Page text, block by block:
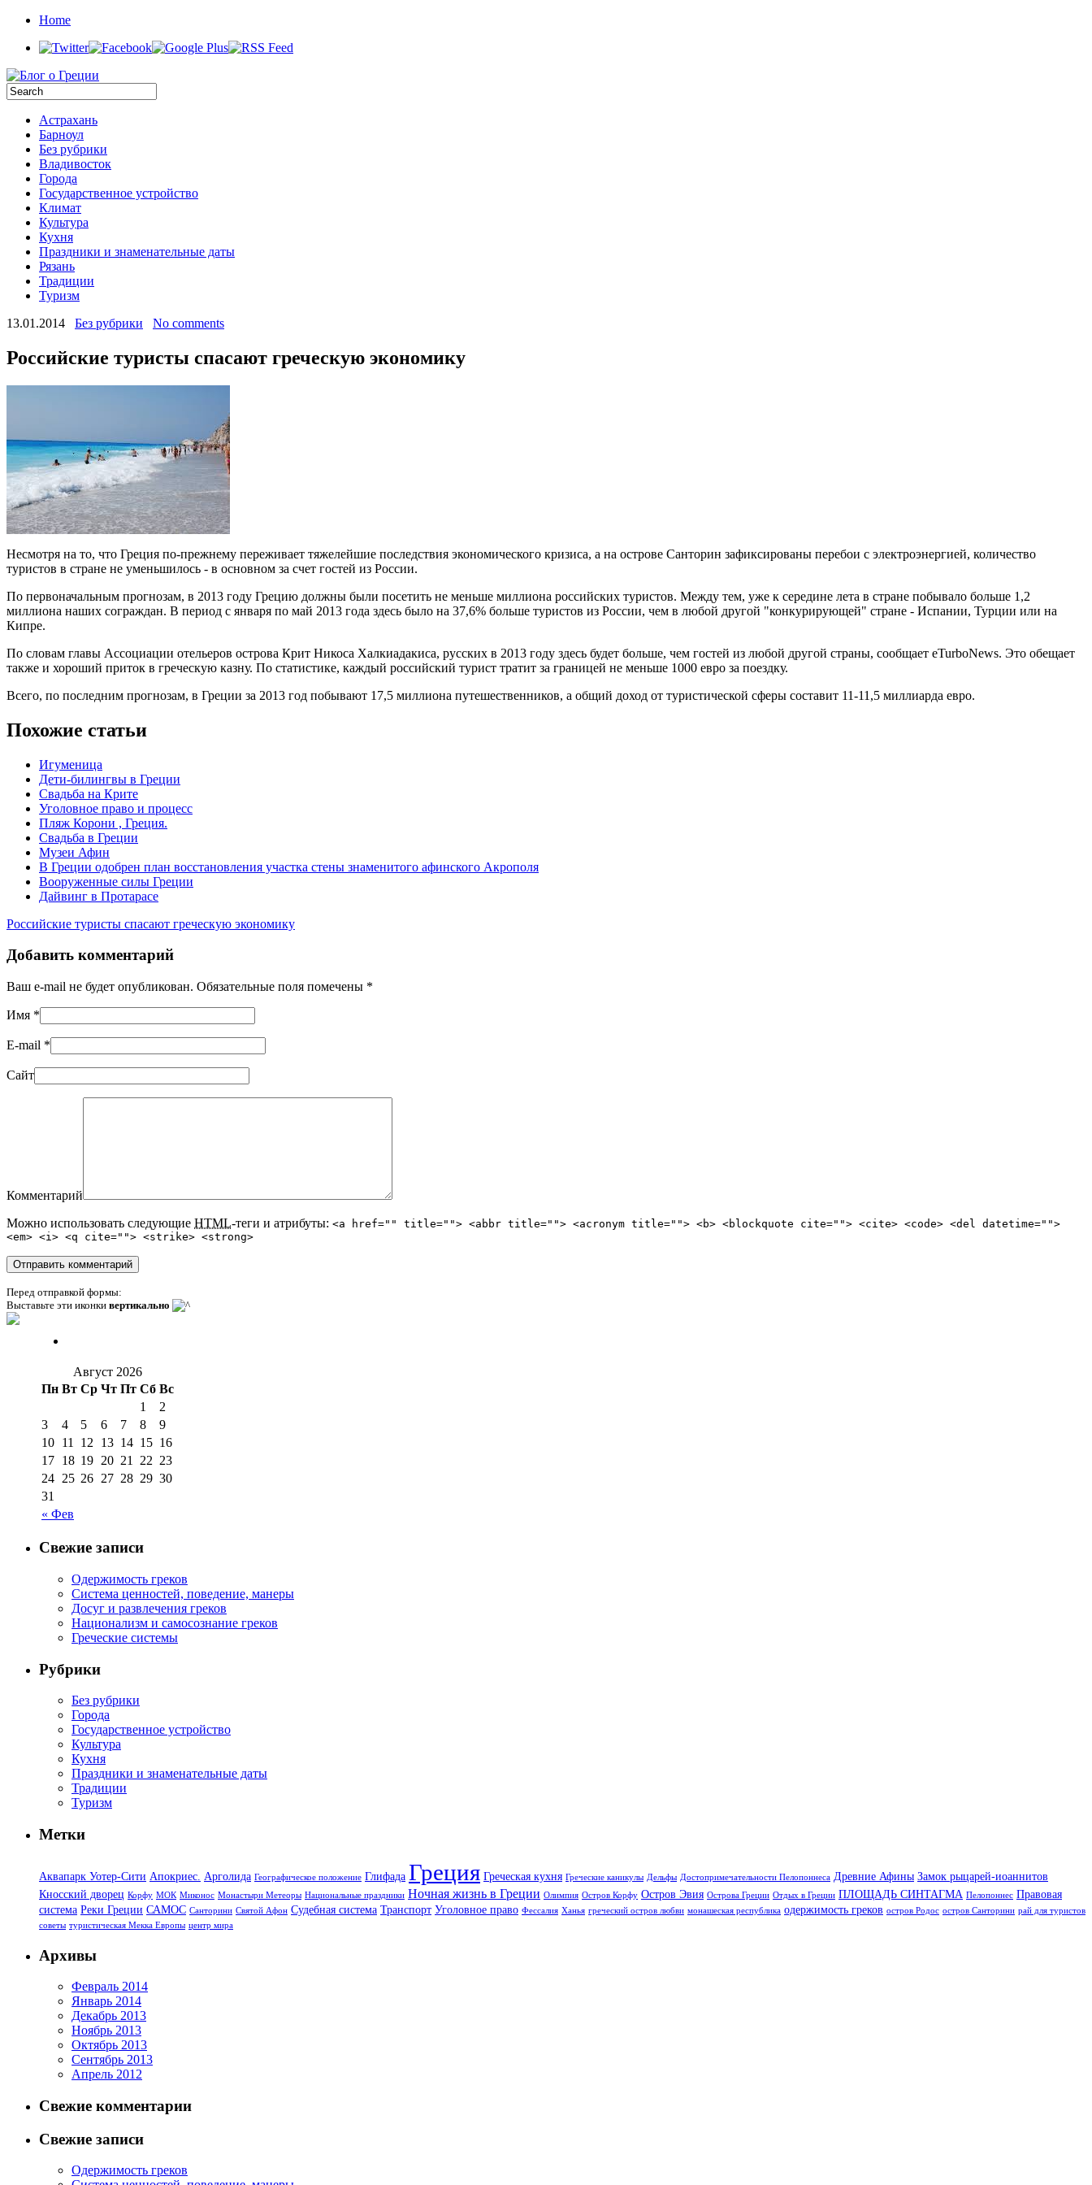
Home
Астрахань
Барноул
Без рубрики
Владивосток
Города
Государственное устройство
Климат
Культура
Кухня
Праздники и знаменательные даты
Рязань
Традиции
Туризм
13.01.2014
Без рубрики No comments
Российские туристы спасают греческую экономику
Несмотря на то, что Греция по-прежнему переживает тяжелейшие последствия экономического кризиса, а на острове Санторин зафиксированы перебои с электроэнергией, количество
туристов в стране не уменьшилось - в основном за счет гостей из России.
По первоначальным прогнозам, в 2013 году Грецию должны были посетить не меньше миллиона российских туристов. Между тем, уже к середине лета в стране побывало больше 1,2
миллиона наших сограждан. В период с января по май 2013 года здесь было на 37,6% больше туристов из России, чем в любой другой "конкурирующей" стране - Испании, Турции или на
Кипре.
По словам главы Ассоциации отельеров острова Крит Никоса Халкиадакиса, русских в 2013 году здесь будет больше, чем гостей из любой другой страны, сообщает eTurboNews. Это обещает
также и хороший приток в греческую казну. По статистике, каждый российский турист тратит за границей не меньше 1000 евро за поездку.
Всего, по последним прогнозам, в Греции за 2013 год побывают 17,5 миллиона путешественников, а общий доход от туристической сферы составит 11-11,5 миллиарда евро.
Похожие статьи
Игуменица
Дети-билингвы в Греции
Свадьба на Крите
Уголовное право и процесс
Пляж Корони , Греция.
Свадьба в Греции
Музеи Афин
В Греции одобрен план восстановления участка стены знаменитого афинского Акрополя
Вооруженные силы Греции
Дайвинг в Протарасе
Российские туристы спасают греческую экономику
Добавить комментарий
Ваш e-mail не будет опубликован. Обязательные поля помечены *
Имя *
E-mail *
Сайт
Комментарий
Можно использовать следующие HTML-теги и атрибуты: <a href="" title=""> <abbr title=""> <acronym title=""> <b> <blockquote cite=""> <cite> <code> <del datetime="">
<em> <i> <q cite=""> <strike> <strong>
Перед отправкой формы:
Выставьте эти иконки вертикально
Август 2026
Пн Вт Ср Чт Пт Сб Вс
« Фев
1
2
3
4 5 6 7 8
9
10 11 12 13 14 15 16
17 18 19 20 21 22 23
24 25 26 27 28 29 30
31
Свежие записи
Одержимость греков
Система ценностей, поведение, манеры
Досуг и развлечения греков
Национализм и самосознание греков
Греческие системы
Рубрики
Без рубрики
Города
Государственное устройство
Культура
Кухня
Праздники и знаменательные даты
Традиции
Туризм
Метки
Аквапарк Уотер-Сити Апокриес. Арголида Географическое положение Глифада Греция Греческая кухня Греческие каникулы Дельфы Достопримечательности Пелопоннеса Древние Афины Замок рыцарей-иоаннитов
Кносский дворец Корфу МОК Миконос Монастыри Метеоры Национальные праздники Ночная жизнь в Греции Олимпия Остров Корфу Остров Эвия Острова Греции Отдых в Греции ПЛОЩАДЬ СИНТАГМА Пелопоннес Правовая
система Реки Греции САМОС Санторини Святой Афон Судебная система Транспорт Уголовное право Фессалия Ханья греческий остров любви монашеская республика одержимость греков остров Родос остров Санторини рай для туристов
советы туристическая Мекка Европы центр мира
Архивы
Февраль 2014
Январь 2014
Декабрь 2013
Ноябрь 2013
Октябрь 2013
Сентябрь 2013
Апрель 2012
Свежие комментарии
Свежие записи
Одержимость греков